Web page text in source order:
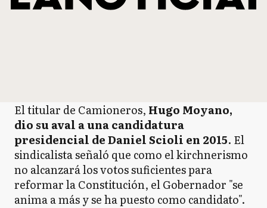
El titular de Camioneros, Hugo Moyano,
dio su aval a una candidatura
presidencial de Daniel Scioli en 2015. El
sindicalista señaló que como el kirchnerismo
no alcanzará los votos suficientes para
reformar la Constitución, el Gobernador "se
anima a más y se ha puesto como candidato".